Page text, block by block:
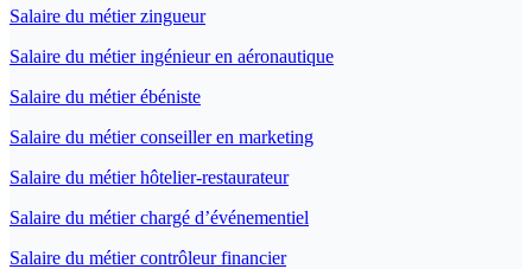
Salaire du métier zingueur
Salaire du métier ingénieur en aéronautique
Salaire du métier ébéniste
Salaire du métier conseiller en marketing
Salaire du métier hôtelier-restaurateur
Salaire du métier chargé d’événementiel
Salaire du métier contrôleur financier